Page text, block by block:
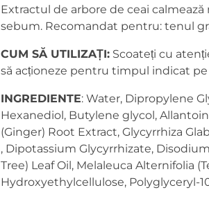
Extractul de arbore de ceai
sebum. Recomandat pentru: tenul
CUM SĂ UTILIZAȚI:Scoateți cu
să acționeze pentru timpul indicat pe
INGREDIENTE: Water, Dipropylene
Hexanediol, Butylene glycol,
(Ginger) Root Extract, Glycyrrhiza
, Dipotassium Glycyrrhizate,
Tree) Leaf Oil, Melaleuca Alternifolia
Hydroxyethylcellulose, Polyglyceryl-